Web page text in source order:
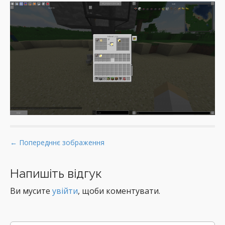
P
s
t
n
v
← Попередннє зображення
Напишіть відгук
Ви мусите увійти, щоби коментувати.